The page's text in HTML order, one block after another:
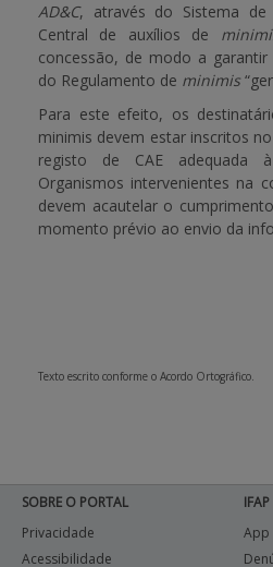
AD&C, através do Sistema de
Central de auxílios de
concessão, de modo a
do Regulamento de minimis
Para este efeito, os
minimis devem estar inscritos no
registo de CAE adequada
Organismos intervenientes na
devem acautelar o
momento prévio ao envio da
Texto escrito conforme o Acordo Ortográfico.
SOBRE O PORTAL
Privacidade
Acessibilidade
App